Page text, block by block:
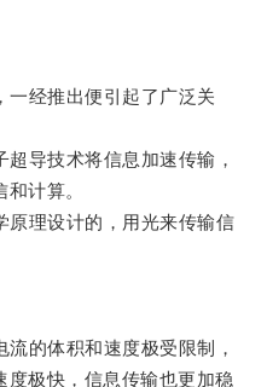
经推出便引起了广泛关
导技术将信息加速传输，
计算。
理设计的，用光来传输信
的体积和速度极受限制，
极快，信息传输也更加稳